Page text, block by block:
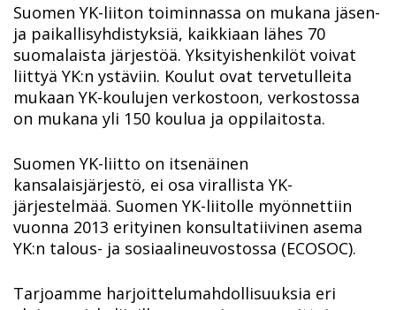
Suomen YK-liiton toiminnassa on mukana jäsen-
ja paikallisyhdistyksiä, kaikkiaan lähes 70
suomalaista järjestöä. Yksityishenkilöt voivat
liittyä YK:n ystäviin. Koulut ovat tervetulleita
mukaan YK-koulujen verkostoon, verkostossa
on mukana yli 150 koulua ja oppilaitosta.
Suomen YK-liitto on itsenäinen
kansalaisjärjestö, ei osa virallista YK-
järjestelmää. Suomen YK-liitolle myönnettiin
vuonna 2013 erityinen konsultatiivinen asema
YK:n talous- ja sosiaalineuvostossa (ECOSOC).
Tarjoamme harjoittelumahdollisuuksia eri